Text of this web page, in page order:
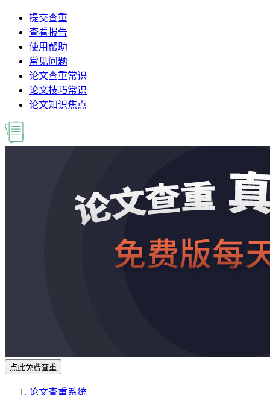
提交查重
查看报告
使用帮助
常见问题
论文查重常识
论文技巧常识
论文知识焦点
点此免费查重
论文查重系统